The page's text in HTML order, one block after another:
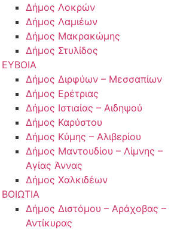
Δήμος Λοκρών
Δήμος Λαμιέων
Δήμος Μακρακώμης
Δήμος Στυλίδος
ΕΥΒΟΙΑ
Δήμος Διρφύων – Μεσσαπίων
Δήμος Ερέτριας
Δήμος Ιστιαίας – Αιδηψού
Δήμος Καρύστου
Δήμος Κύμης – Αλιβερίου
Δήμος Μαντουδίου – Λίμνης –
Αγίας Άννας
Δήμος Χαλκιδέων
ΒΟΙΩΤΙΑ
Δήμος Διστόμου – Αράχοβας –
Αντίκυρας